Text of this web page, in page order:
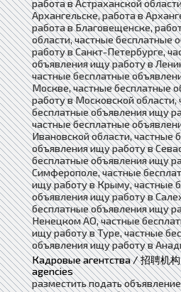
работа в Астраханской
Архангельске, работа в
работа в Благовещенске,
области, частные бесплатные
работу в Санкт-Петербурге,
объявления ищу работу в
частные бесплатные
Москве, частные бесплатные
работу в Московской области,
бесплатные объявления ищу
частные бесплатные
Ивановской области, частные
объявления ищу работу в
бесплатные объявления ищу
Симферополе, частные
ищу работу в Крыму, частные
объявления ищу работу в
бесплатные объявления ищу
Ненецком АО, частные
ищу работу в Туре, частные
объявления ищу работу в
Кадровые агентства / 招聘机
agencies
разместить подать